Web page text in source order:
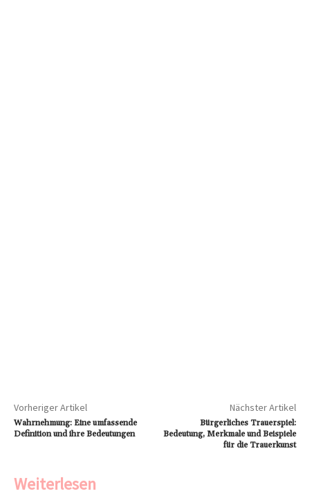
Vorheriger Artikel
Wahrnehmung: Eine umfassende
Definition und ihre Bedeutungen
Nächster Artikel
Bürgerliches Trauerspiel:
Bedeutung, Merkmale und Beispiele
für die Trauerkunst
Weiterlesen